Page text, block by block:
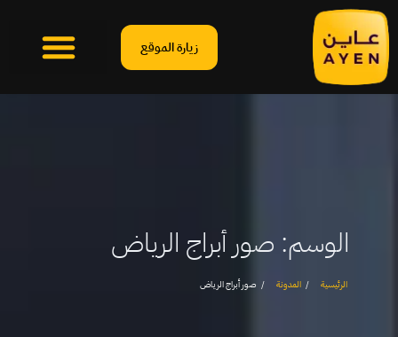
زيارة الموقع
الوسم: صور أبراج الرياض
الرئيسية المدونة صور أبراج الرياض